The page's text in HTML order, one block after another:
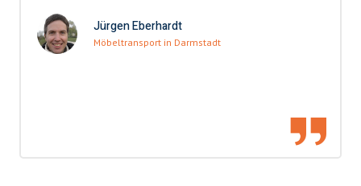
Jürgen Eberhardt
Möbeltransport in Darmstadt